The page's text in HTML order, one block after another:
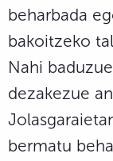
beharbada
bakoitzeko
Nahi baduzue
dezakezue
bermatu